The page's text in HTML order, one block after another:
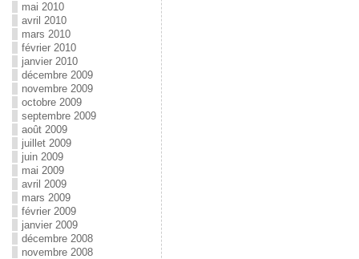
mai 2010
avril 2010
mars 2010
février 2010
janvier 2010
décembre 2009
novembre 2009
octobre 2009
septembre 2009
août 2009
juillet 2009
juin 2009
mai 2009
avril 2009
mars 2009
février 2009
janvier 2009
décembre 2008
novembre 2008